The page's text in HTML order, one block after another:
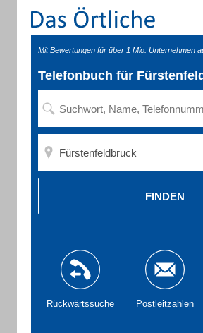
Mit Bewertungen für über 1 Mio. Unternehmen
Telefonbuch für
FINDEN
Rückwärtssuche Postleitzahlen